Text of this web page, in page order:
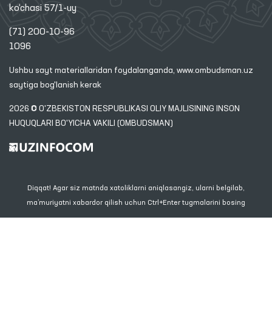
ko‘chasi 57/1-uy
(71) 200-10-96
1096
Ushbu sayt materiallaridan foydalanganda, www.ombudsman.uz
saytiga bog'lanish kerak
2026 © O'ZBEKISTON RESPUBLIKASI OLIY MAJLISINING INSON
HUQUQLARI BO'YICHA VAKILI (OMBUDSMAN)
Diqqat! Agar siz matnda xatoliklarni aniqlasangiz, ularni belgilab,
ma’muriyatni xabardor qilish uchun Ctrl+Enter tugmalarini bosing